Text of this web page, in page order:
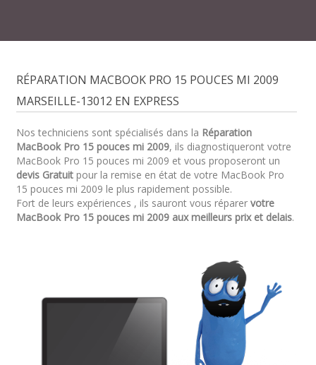
RÉPARATION MACBOOK PRO 15 POUCES MI 2009
MARSEILLE-13012 EN EXPRESS
Nos techniciens sont spécialisés dans la Réparation
MacBook Pro 15 pouces mi 2009, ils diagnostiqueront votre
MacBook Pro 15 pouces mi 2009 et vous proposeront un
devis Gratuitpour la remise en état de votre MacBook Pro
15 pouces mi 2009 le plus rapidement possible.
Fort de leurs expériences , ils sauront vous réparer votre
MacBook Pro 15 pouces mi 2009 aux meilleurs prix et delais.